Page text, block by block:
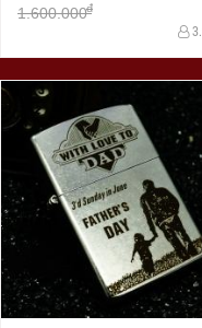
1.600.000đ